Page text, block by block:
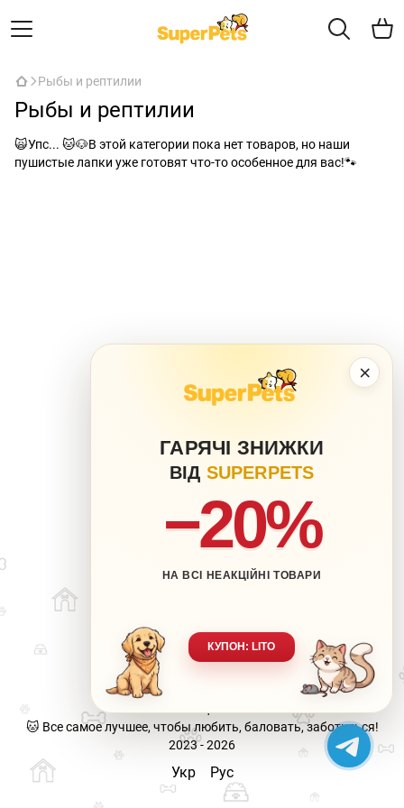
×
ГАРЯЧІ ЗНИЖКИ
ВІД SUPERPETS
−20%
НА ВСІ НЕАКЦІЙНІ ТОВАРИ
КУПОН: LITO
Рыбы и рептилии
Рыбы и рептилии
🙀Упс... 🐱🐶В этой категории пока нет товаров, но наши
пушистые лапки уже готовят что-то особенное для вас!🐾
063 217-20-99 066 707-11-17
Полная версия сайта
🐱 Все самое лучшее, чтобы любить, баловать, заботиться!
2023 - 2026
Укр Рус